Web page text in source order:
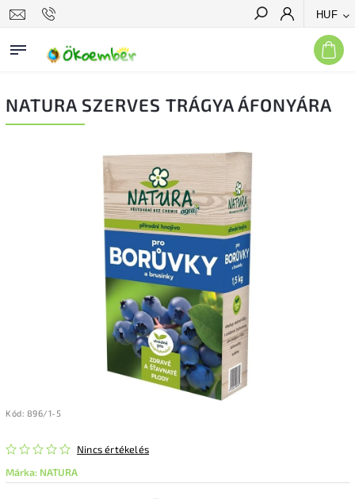
HUF
Keresés
NATURA SZERVES TRÁGYA ÁFONYÁRA
Kód: 896/1-5
Nincs értékelés
Márka: NATURA